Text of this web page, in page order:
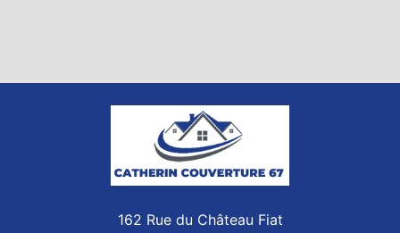
162 Rue du Château Fiat